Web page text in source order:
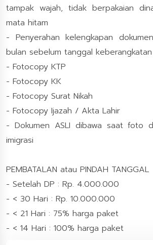
tampak wajah, tidak berpakaian
mata hitam
- Penyerahan kelengkapan
bulan sebelum tanggal keberangkatan
- Fotocopy KTP
- Fotocopy KK
- Fotocopy Surat Nikah
- Fotocopy Ijazah / Akta Lahir
- Dokumen ASLI dibawa saat foto
imigrasi
PEMBATALAN atau PINDAH TANGGAL
- Setelah DP : Rp. 4.000.000
- < 30 Hari : Rp. 10.000.000
- < 21 Hari : 75% harga paket
- < 14 Hari : 100% harga paket